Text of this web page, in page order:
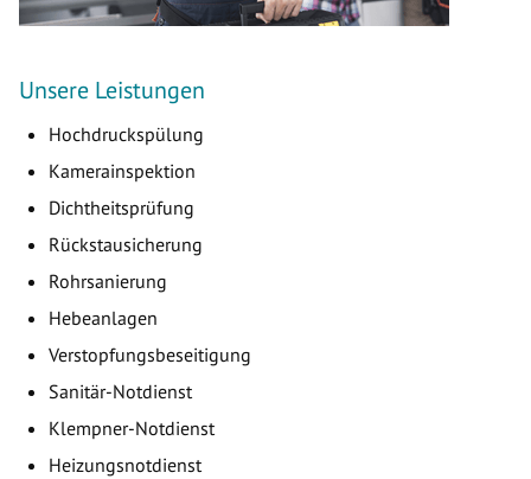
Unsere Leistungen
Hochdruckspülung
Kamerainspektion
Dichtheitsprüfung
Rückstausicherung
Rohrsanierung
Hebeanlagen
Verstopfungsbeseitigung
Sanitär-Notdienst
Klempner-Notdienst
Heizungsnotdienst